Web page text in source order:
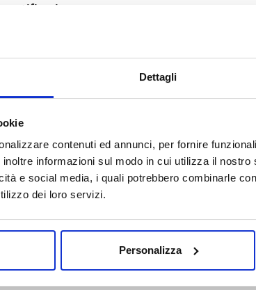
Dettagli
contenuti ed annunci, per fornire
informazioni sul modo in cui utilizza il
e social media, i quali potrebbero combinarle
dei loro servizi.
Personalizza
certificazione
per voi, a qualunque categoria commerciale
e offre consulenza telefonica
specifici o per necessità di
informazioni necessarie.